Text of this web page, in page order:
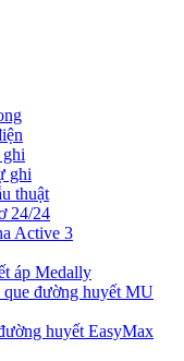
ghi
thuật
24/24
Active 3
áp Medally
que đường huyết MU
huyết EasyMax